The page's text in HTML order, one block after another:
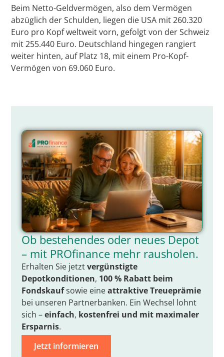
Beim Netto-Geldvermögen, also dem Vermögen
abzüglich der Schulden, liegen die USA mit 260.320
Euro pro Kopf weltweit vorn, gefolgt von der Schweiz
mit 255.440 Euro. Deutschland hingegen rangiert
weiter hinten, auf Platz 18, mit einem Pro-Kopf-
Vermögen von 69.060 Euro.
Ob bestehendes oder neues Depot
– mit PROfinance mehr rausholen.
Erhalten Sie jetztvergünstigte
Depotkonditionen, 100 % Rabatt beim
Fondskaufsowie eineattraktive Treueprämie
bei unseren Partnerbanken. Ein Wechsel lohnt
sich –einfach, kostenfrei und mit maximaler
Ersparnis.
Jetzt informieren